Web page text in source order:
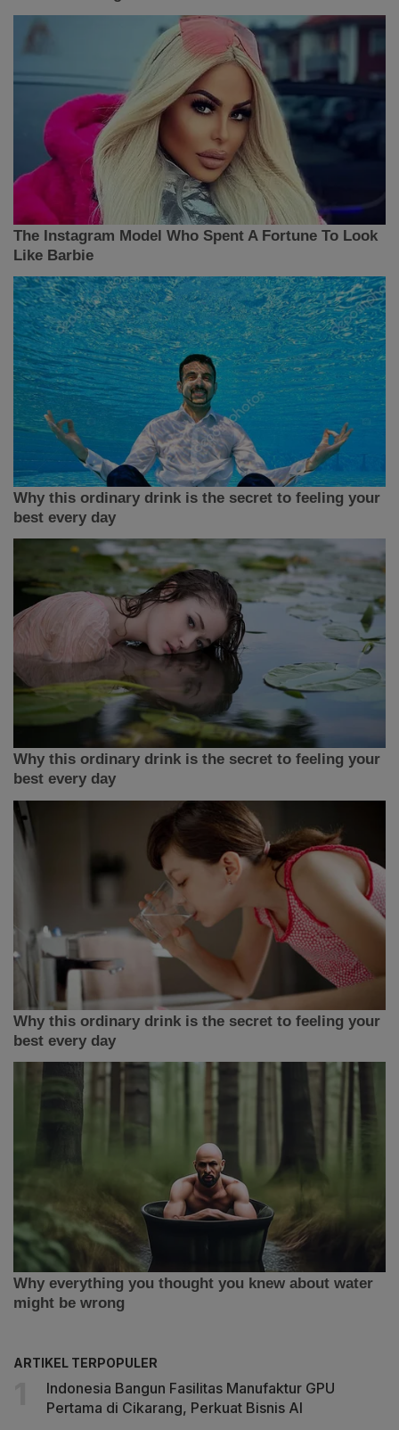
ARTIKEL TERPOPULER
Indonesia Bangun Fasilitas Manufaktur GPU
Pertama di Cikarang, Perkuat Bisnis AI